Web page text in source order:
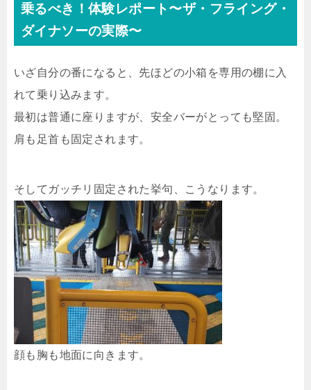
乗るべき！体験レポート〜ザ・フライング・
ダイナソーの実際〜
いざ自分の番になると、先ほどの小箱を専用の棚に入
れて乗り込みます。
最初は普通に座りますが、安全バーがとっても堅固。
肩も足首も固定されます。
そしてガッチリ固定された挙句、こうなります。
顔も胸も地面に向きます。